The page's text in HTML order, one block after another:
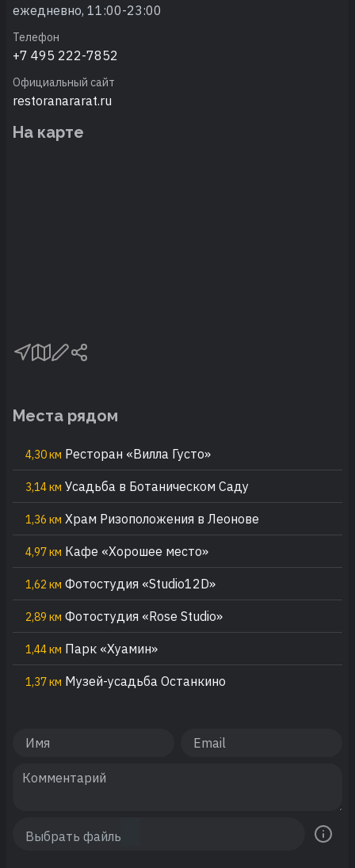
ежедневно, 11:00-23:00
Телефон
+7 495 222-7852
Официальный сайт
restoranararat.ru
На карте
Места рядом
4,30 км Ресторан «Вилла Густо»
3,14 км Усадьба в Ботаническом Саду
1,36 км Храм Ризоположения в Леонове
4,97 км Кафе «Хорошее место»
1,62 км Фотостудия «Studio12D»
2,89 км Фотостудия «Rose Studio»
1,44 км Парк «Хуамин»
1,37 км Музей-усадьба Останкино